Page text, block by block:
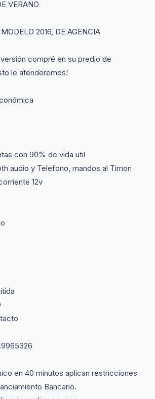
VERANO
2016, DE AGENCIA
compré en su predio de
le atenderemos!
con 90% de vida util
audio y Telefono, mandos al Timon
12v
en 40 minutos aplican restricciones
Bancario.